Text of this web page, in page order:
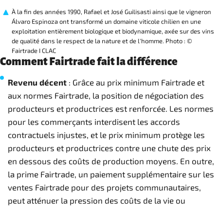
À la fin des années 1990, Rafael et José Guilisasti ainsi que le vigneron
Álvaro Espinoza ont transformé un domaine viticole chilien en une
exploitation entièrement biologique et biodynamique, axée sur des vins
de qualité dans le respect de la nature et de l'homme. Photo : ©
Fairtrade I CLAC
Comment Fairtrade fait la différence
Revenu décent : Grâce au prix minimum Fairtrade et
aux normes Fairtrade, la position de négociation des
producteurs et productrices est renforcée. Les normes
pour les commerçants interdisent les accords
contractuels injustes, et le prix minimum protège les
producteurs et productrices contre une chute des prix
en dessous des coûts de production moyens. En outre,
la prime Fairtrade, un paiement supplémentaire sur les
ventes Fairtrade pour des projets communautaires,
peut atténuer la pression des coûts de la vie ou